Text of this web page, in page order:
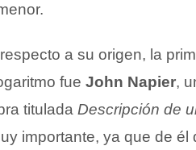
a su origen, la
fue John Napier,
titulada Descripción de
importante, ya que de